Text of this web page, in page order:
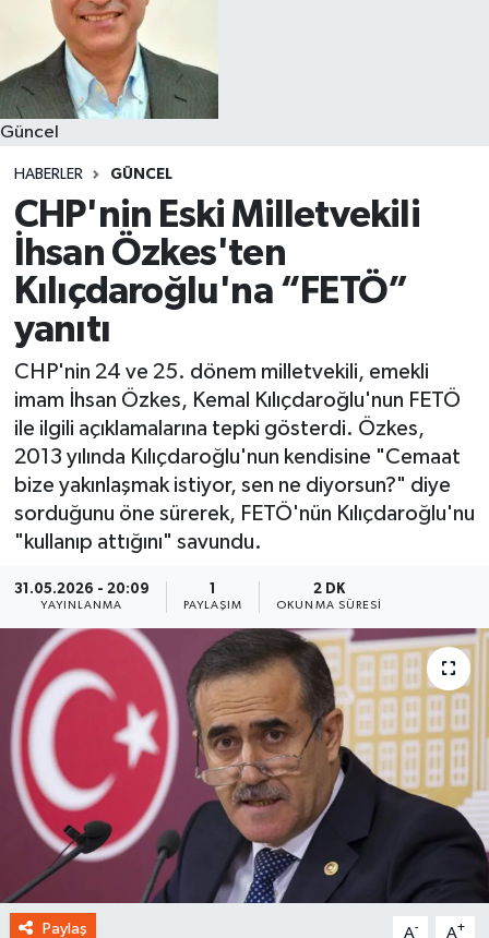
Güncel
HABERLER GÜNCEL
CHP'nin Eski Milletvekili
İhsan Özkes'ten
Kılıçdaroğlu'na “FETÖ”
yanıtı
CHP'nin 24 ve 25. dönem milletvekili, emekli
imam İhsan Özkes, Kemal Kılıçdaroğlu'nun FETÖ
ile ilgili açıklamalarına tepki gösterdi. Özkes,
2013 yılında Kılıçdaroğlu'nun kendisine "Cemaat
bize yakınlaşmak istiyor, sen ne diyorsun?" diye
sorduğunu öne sürerek, FETÖ'nün Kılıçdaroğlu'nu
"kullanıp attığını" savundu.
31.05.2026 - 20:09
YAYINLANMA
1
PAYLAŞIM
2 DK
OKUNMA SÜRESI
Paylaş A- A+